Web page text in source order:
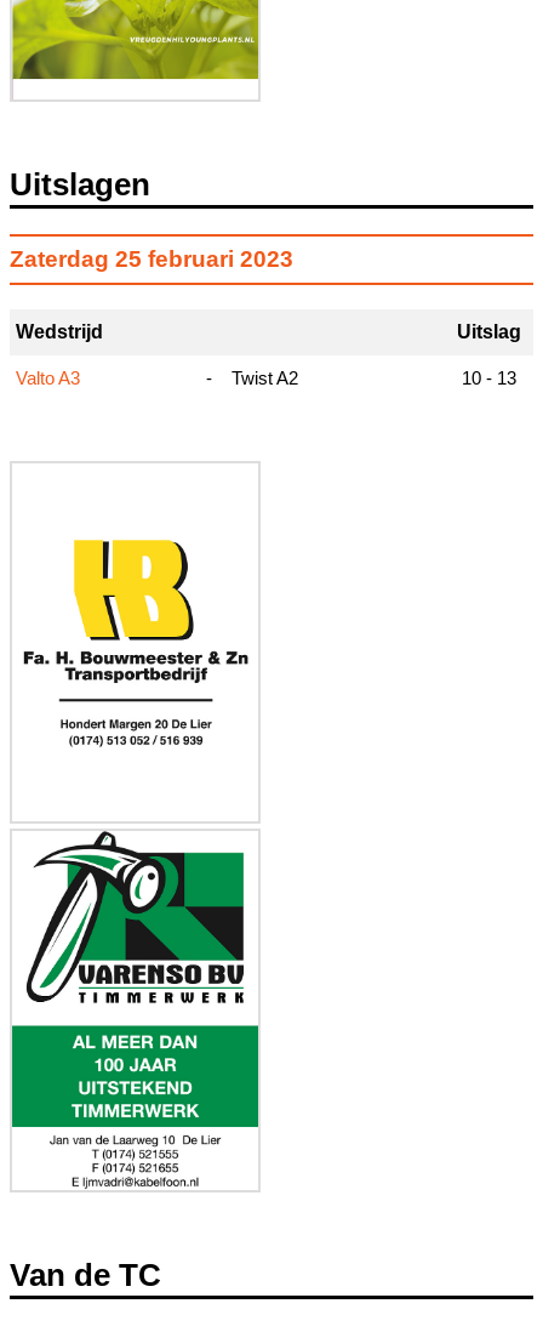
Uitslagen
Zaterdag 25 februari 2023
Wedstrijd Uitslag
Valto A3 - Twist A2 10 - 13
Van de TC